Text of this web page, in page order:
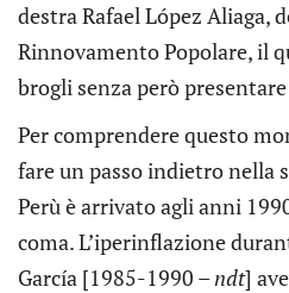
destra Rafael López Aliaga,
Rinnovamento Popolare, il
brogli senza però
Per comprendere questo
fare un passo indietro nella
Perù è arrivato agli anni
coma. L’iperinflazione
García [1985-1990 –ndt]